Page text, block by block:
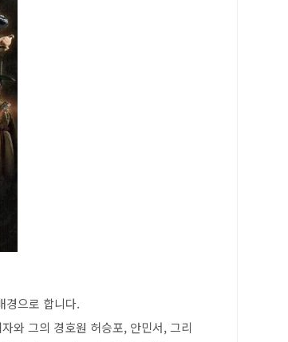
경으로 합니다.
와 그의 경호원 허승포, 안민서, 그리